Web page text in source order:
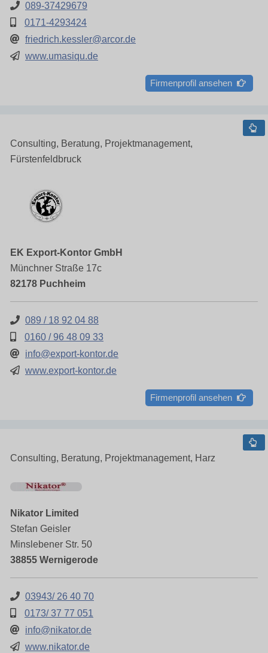
089-37429679
0171-4293424
friedrich.kessler@arcor.de
www.umasiqu.de
Firmenprofil ansehen
Consulting, Beratung, Projektmanagement,
Fürstenfeldbruck
EK Export-Kontor GmbH
Münchner Straße 17c
82178 Puchheim
089 / 18 92 04 88
0160 / 96 48 09 33
info@export-kontor.de
www.export-kontor.de
Firmenprofil ansehen
Consulting, Beratung, Projektmanagement, Harz
Nikator Limited
Stefan Geisler
Minslebener Str. 50
38855 Wernigerode
03943/ 26 40 70
0173/ 37 77 051
info@nikator.de
www.nikator.de